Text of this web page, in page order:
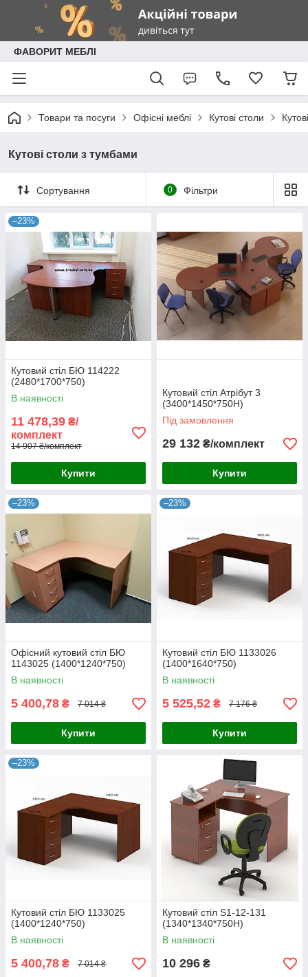
ФАВОРИТ МЕБЛІ
Товари та посуги Офісні меблі Кутові столи
Кутові столи з тумбами
Сортування 0 Фільтри
–23%
Кутовий стіл БЮ 114222
(2480*1700*750)
В наявності
11 478,39 ₴/
комплект
14 907 ₴/комплект
Купити
Кутовий стіл Атрібут 3
(3400*1450*750Н)
Під замовлення
29 132 ₴/комплект
Купити
–23%
Офісний кутовий стіл БЮ
1143025 (1400*1240*750)
В наявності
5 400,78 ₴ 7 014 ₴
Купити
–23%
Кутовий стіл БЮ 1133026
(1400*1640*750)
В наявності
5 525,52 ₴ 7 176 ₴
Купити
–23%
Кутовий стіл БЮ 1133025
(1400*1240*750)
В наявності
5 400,78 ₴ 7 014 ₴
Кутовий стіл S1-12-131
(1340*1340*750Н)
В наявності
10 296 ₴